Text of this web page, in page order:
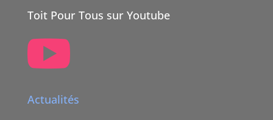
TOIT POUR TOUS Suisse
5 mois il y a
POUR TOUS Suisse.
Toit Pour Tous sur Youtube

Actualités